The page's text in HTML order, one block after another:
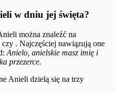
w dniu jej święta?
można znaleźć na
. Najczęściej nawiązują one
Anielo, anielskie masz imię i
przezerce.
Anieli dzielą się na trzy